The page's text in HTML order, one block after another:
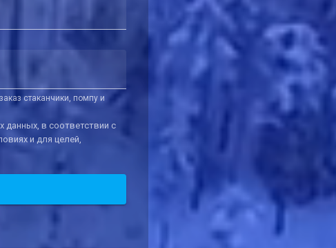
стаканчики, помпу и
данных, в соответствии с
и для целей,